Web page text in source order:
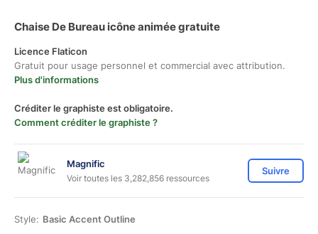
Chaise De Bureau icône animée gratuite
Licence Flaticon
Gratuit pour usage personnel et commercial avec attribution.
Plus d'informations
Créditer le graphiste est obligatoire.
Comment créditer le graphiste ?
Magnific
Voir toutes les 3,282,856 ressources
Suivre
Style: Basic Accent Outline